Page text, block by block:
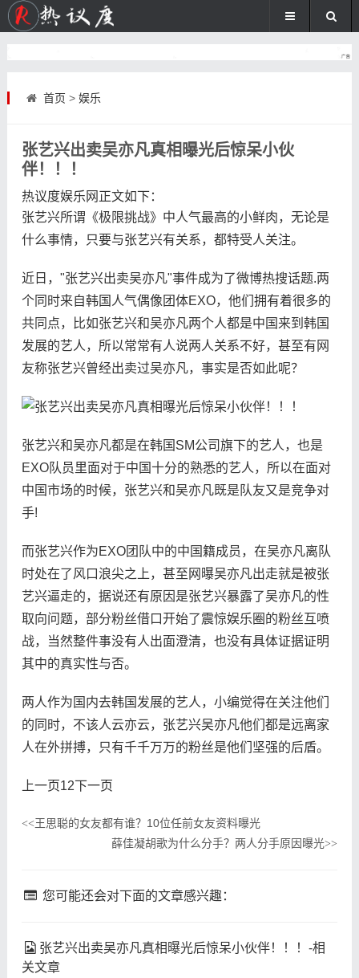
首页 > 娱乐
张艺兴出卖吴亦凡真相曝光后惊呆小伙
伴！！！
热议度娱乐网 正文如下：
张艺兴所谓《极限挑战》中人气最高的小鲜肉，无论是
什么事情，只要与张艺兴有关系，都特受人关注。
近日，"张艺兴出卖吴亦凡"事件成为了微博热搜话题.两
个同时来自韩国人气偶像团体EXO，他们拥有着很多的
共同点，比如张艺兴和吴亦凡两个人都是中国来到韩国
发展的艺人，所以常常有人说两人关系不好，甚至有网
友称张艺兴曾经出卖过吴亦凡，事实是否如此呢？
张艺兴和吴亦凡都是在韩国SM公司旗下的艺人，也是
EXO队员里面对于中国十分的熟悉的艺人，所以在面对
中国市场的时候，张艺兴和吴亦凡既是队友又是竞争对
手!
而张艺兴作为EXO团队中的中国籍成员，在吴亦凡离队
时处在了风口浪尖之上，甚至网曝吴亦凡出走就是被张
艺兴逼走的，据说还有原因是张艺兴暴露了吴亦凡的性
取向问题，部分粉丝借口开始了震惊娱乐圈的粉丝互喷
战，当然整件事没有人出面澄清，也没有具体证据证明
其中的真实性与否。
两人作为国内去韩国发展的艺人，小编觉得在关注他们
的同时，不该人云亦云，张艺兴吴亦凡他们都是远离家
人在外拼搏，只有千千万万的粉丝是他们坚强的后盾。
上一页12下一页
<<王思聪的女友都有谁？10位任前女友资料曝光
薛佳凝胡歌为什么分手？两人分手原因曝光>>
您可能还会对下面的文章感兴趣：
张艺兴出卖吴亦凡真相曝光后惊呆小伙伴！！！-相
关文章